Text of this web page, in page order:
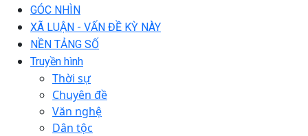
GÓC NHÌN
XÃ LUẬN - VẤN ĐỀ KỲ NÀY
NỀN TẢNG SỐ
Truyền hình
Thời sự
Chuyên đề
Văn nghệ
Dân tộc